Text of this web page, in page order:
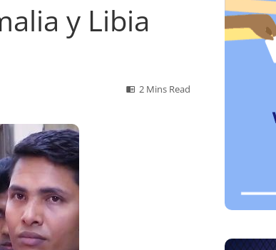
y Libia
2 Mins Read